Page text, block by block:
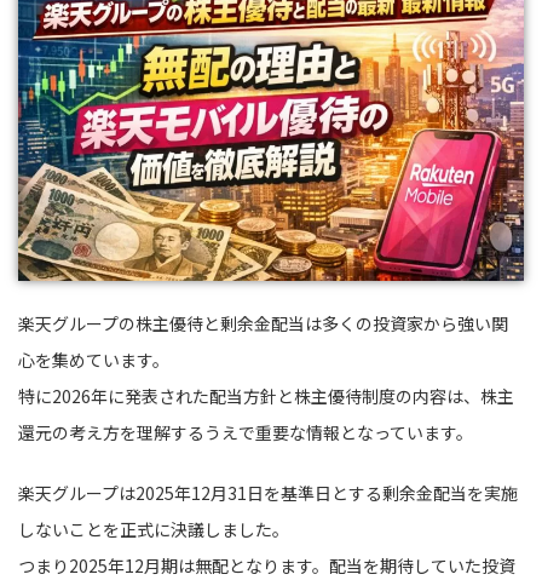
楽天グループの株主優待と剰余金配当は多くの投資家から強い関
心を集めています。
特に2026年に発表された配当方針と株主優待制度の内容は、株主
還元の考え方を理解するうえで重要な情報となっています。
楽天グループは2025年12月31日を基準日とする剰余金配当を実施
しないことを正式に決議しました。
つまり2025年12月期は無配となります。配当を期待していた投資